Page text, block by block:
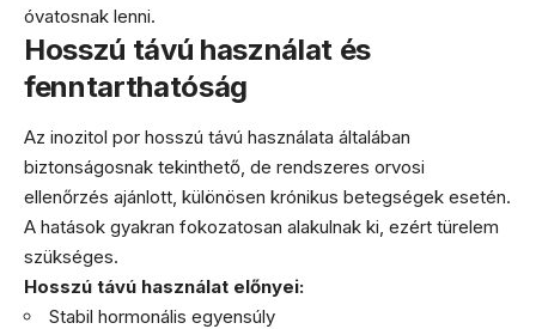
óvatosnak lenni.
Hosszú távú használat és
fenntarthatóság
Az inozitol por hosszú távú használata általában
biztonságosnak tekinthető, de rendszeres orvosi
ellenőrzés ajánlott, különösen krónikus betegségek esetén.
A hatások gyakran fokozatosan alakulnak ki, ezért türelem
szükséges.
Hosszú távú használat előnyei:
Stabil hormonális egyensúly